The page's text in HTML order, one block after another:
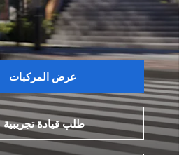
عرض المركبات
طلب قيادة تجريبية